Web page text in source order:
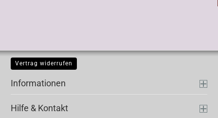
Vertrag widerrufen
Informationen
Hilfe & Kontakt